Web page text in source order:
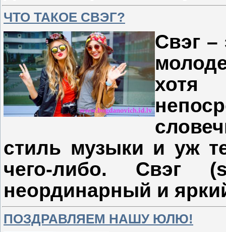
ЧТО ТАКОЕ СВЭГ?
Свэг –
хотя
стиль музыки и уж
чего-либо. Свэг (
неординарный и
ПОЗДРАВЛЯЕМ НАШУ ЮЛЮ!